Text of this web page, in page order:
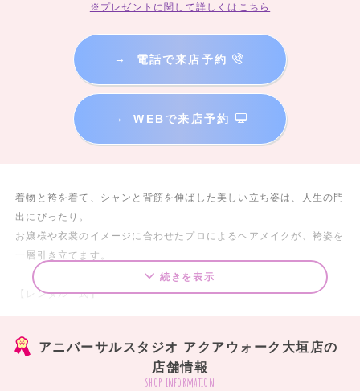
※プレゼントに関して詳しくはこちら
→ 電話で来店予約
→ WEBで来店予約
着物と袴を着て、シャンと背筋を伸ばした美しい立ち姿は、人生の門
出にぴったり。
お嬢様や衣裳のイメージに合わせたプロによるヘアメイクが、袴姿を
一層引き立てます。
【レンタル一式】
◎レンタル一式セット内容◎
続きを表示
アニバーサルスタジオ アクアウォーク大垣店の
店舗情報
shop information